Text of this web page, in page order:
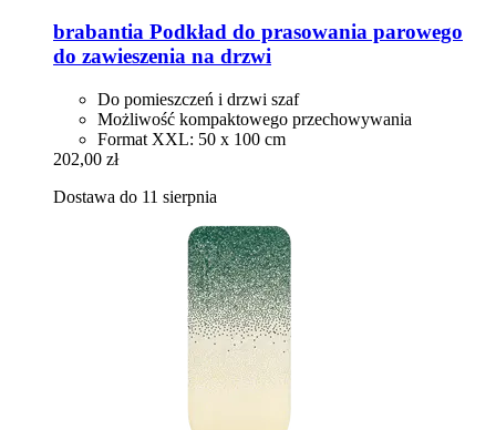
brabantia Podkład do prasowania parowego
do zawieszenia na drzwi
Do pomieszczeń i drzwi szaf
Możliwość kompaktowego przechowywania
Format XXL: 50 x 100 cm
202,00 zł
Dostawa do 11 sierpnia